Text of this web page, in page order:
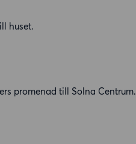
huset.
promenad till Solna Centrum.